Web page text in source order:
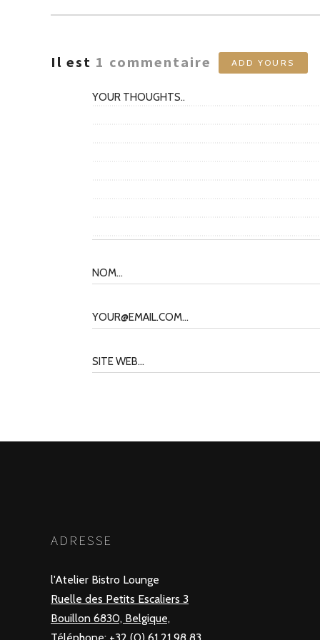
Il est 1 commentaire ADD YOURS
ADRESSE
l'Atelier Bistro Lounge
Ruelle des Petits Escaliers 3
Bouillon 6830, Belgique,